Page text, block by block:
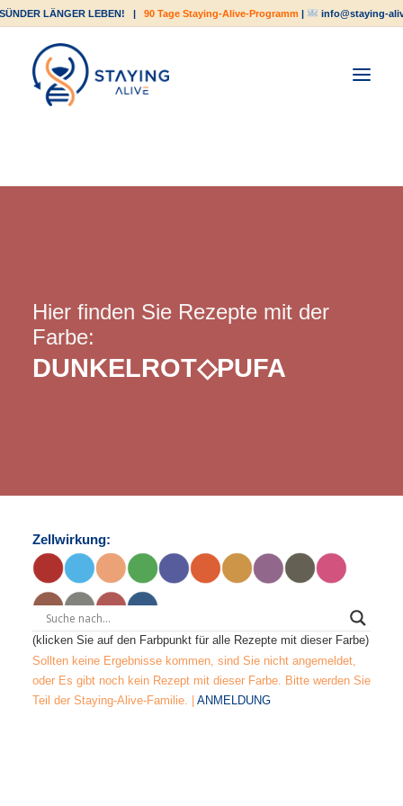
LÄNGER LEBEN! |90 Tage Staying-Alive-Programm | info@staying-
Hier finden Sie Rezepte mit der
Farbe:
DUNKELROT◇PUFA
Zellwirkung:
(klicken Sie auf den Farbpunkt für alle Rezepte mit dieser Farbe)
Sollten keine Ergebnisse kommen, sind Sie nicht angemeldet,
oder Es gibt noch kein Rezept mit dieser Farbe. Bitte werden Sie
Teil der Staying-Alive-Familie. | ANMELDUNG